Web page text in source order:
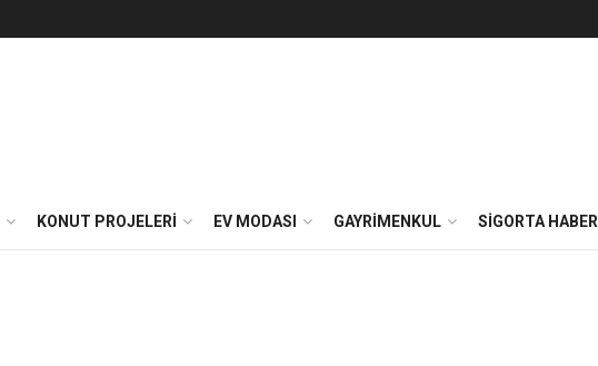
KONUT PROJELERI EV MODASI GAYRIMENKUL SIGORTA HABER